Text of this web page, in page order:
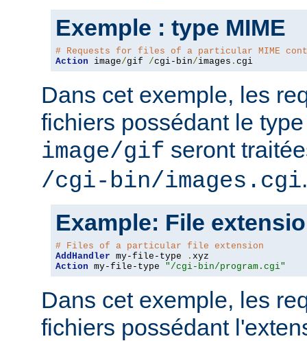
Exemple : type MIME
# Requests for files of a particular MIME
Action image/gif /cgi-bin/images . cgi
Dans cet exemple, les
fichiers possédant le
image/gif seront
/cgi-bin/images.cgi.
Example: File
# Files of a particular file extension
AddHandler my-file-type .
Action my-file-type "/cgi-bin/program.cgi"
Dans cet exemple, les
fichiers possédant